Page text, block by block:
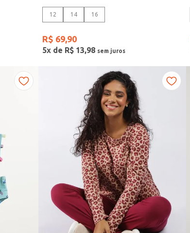
12 14 16
R$ 69,90
5x de R$ 13,98